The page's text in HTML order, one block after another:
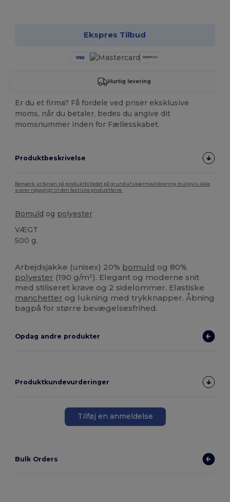
Ekspres Tilbud
Hurtig levering
Er du et firma? Få fordele ved priser eksklusive
moms, når du betaler, bedes du angive dit
momsnummer inden for Fællesskabet.
Produktbeskrivelse
Bemærk, at farven på produktbilledet på grund af skærmkalibrering muligvis ikke
svarer nøjagtigt til den faktiske produktfarve.
Bomuld og polyester
VÆGT
500 g.
Arbejdsjakke (unisex) 20% bomuld og 80%
polyester (190 g/m²). Elegant og moderne snit
med stiliseret krave og 2 sidelommer. Elastiske
manchetter og lukning med trykknapper. Åbning
bagpå for større bevægelsesfrihed.
Opdag andre produkter
Produktkundevurderinger
Tilføj en anmeldelse
Bulk Orders